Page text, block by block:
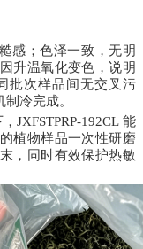
感；色泽一致，无明
升温氧化变色，说明
批次样品间无交叉污
冷完成。
JXFSTPRP-192CL 能
植物样品一次性研磨
，同时有效保护热敏